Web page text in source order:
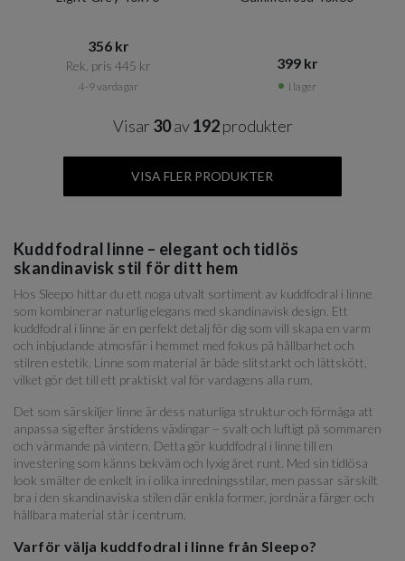
356 kr​​
Rek. pris 445 kr​​
4-9 vardagar
399 kr​​
I lager
Visar 30av192produkter
VISA FLER PRODUKTER
Kuddfodral linne – elegant och tidlös
skandinavisk stil för ditt hem
Hos Sleepo hittar du ett noga utvalt sortiment av kuddfodral i linne
som kombinerar naturlig elegans med skandinavisk design. Ett
kuddfodral i linne är en perfekt detalj för dig som vill skapa en varm
och inbjudande atmosfär i hemmet med fokus på hållbarhet och
stilren estetik. Linne som material är både slitstarkt och lättskött,
vilket gör det till ett praktiskt val för vardagens alla rum.
Det som särskiljer linne är dess naturliga struktur och förmåga att
anpassa sig efter årstidens växlingar – svalt och luftigt på sommaren
och värmande på vintern. Detta gör kuddfodral i linne till en
investering som känns bekväm och lyxig året runt. Med sin tidlösa
look smälter de enkelt in i olika inredningsstilar, men passar särskilt
bra i den skandinaviska stilen där enkla former, jordnära färger och
hållbara material står i centrum.
Varför välja kuddfodral i linne från Sleepo?